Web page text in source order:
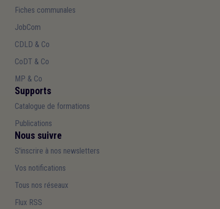
Fiches communales
JobCom
CDLD & Co
CoDT & Co
MP & Co
Supports
Catalogue de formations
Publications
Nous suivre
S'inscrire à nos newsletters
Vos notifications
Tous nos réseaux
Flux RSS